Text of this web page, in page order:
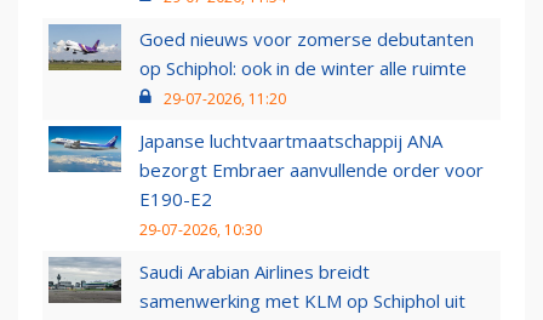
Goed nieuws voor zomerse debutanten
op Schiphol: ook in de winter alle ruimte
29-07-2026, 11:20
Japanse luchtvaartmaatschappij ANA
bezorgt Embraer aanvullende order voor
E190-E2
29-07-2026, 10:30
Saudi Arabian Airlines breidt
samenwerking met KLM op Schiphol uit